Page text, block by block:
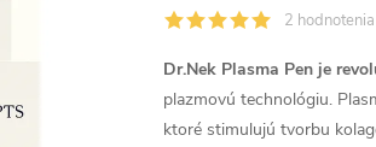
2 hodnotenia
Dr.Nek Plasma Pen je
plazmovú technológiu.
ktoré stimulujú tvorbu